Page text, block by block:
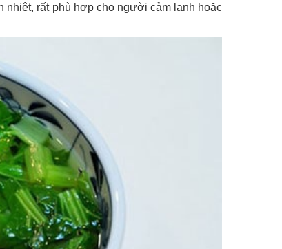
nhiệt, rất phù hợp cho người cảm lạnh hoặc